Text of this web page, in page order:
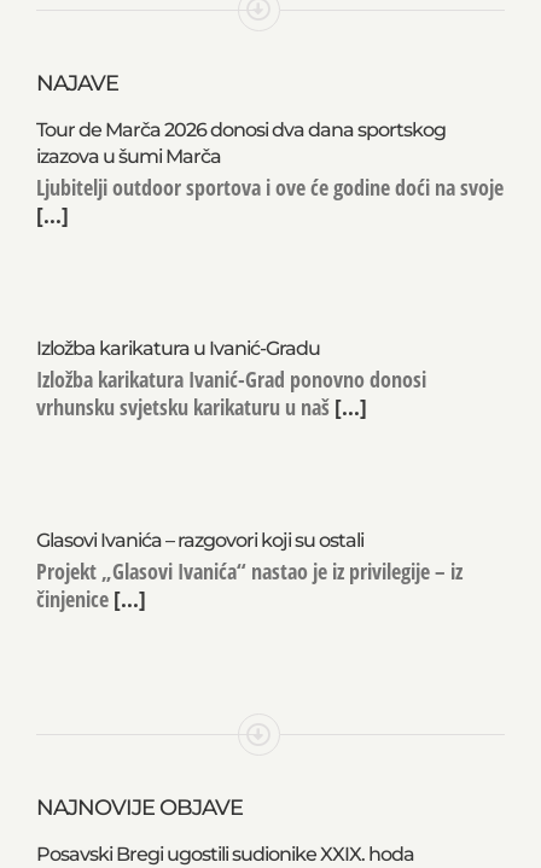
NAJAVE
Tour de Marča 2026 donosi dva dana sportskog
izazova u šumi Marča
Ljubitelji outdoor sportova i ove će godine doći na svoje
[...]
Izložba karikatura u Ivanić-Gradu
Izložba karikatura Ivanić-Grad ponovno donosi
vrhunsku svjetsku karikaturu u naš [...]
Glasovi Ivanića – razgovori koji su ostali
Projekt „Glasovi Ivanića“ nastao je iz privilegije – iz
činjenice [...]
NAJNOVIJE OBJAVE
Posavski Bregi ugostili sudionike XXIX. hoda